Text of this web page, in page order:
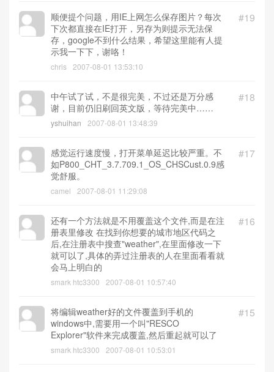
#19
顺便提个问题，用IE上网怎么保存图片？每次
下次都直接在IE打开，另存为则提示无法保
存，google不到什么结果，希望这里能有人提
示我一下下，谢咯！
chris 2007-08-01 13:53:10
#18
中午试了试，不是很完美，不过还是万分感
谢，目前仍旧刷回英文版，等待完美中……
yshuihan 2007-08-01 13:48:39
#17
感觉运行速度慢，打开菜单延迟比较严重。不
如P800_CHT_3.7.709.1_OS_CHSCust.0.9感
觉舒服。
camel 2007-08-01 11:29:08
#16
还有一个方法就是不用覆盖这个文件,而是在注
册表里修改 在找到你想要的城市地区代码之
后,在注册表中搜查"weather",在里面修改一下
就可以了,具体的弄过注册表的人在里面看看就
会马上明白的
smark htc3300 2007-08-01 10:57:40
#15
将编辑weather好的文件覆盖到手机的
windows中,需要用一个叫"RESCO
Explorer"软件来完成覆盖,然后重起就可以了
smark htc3300 2007-08-01 10:53:01